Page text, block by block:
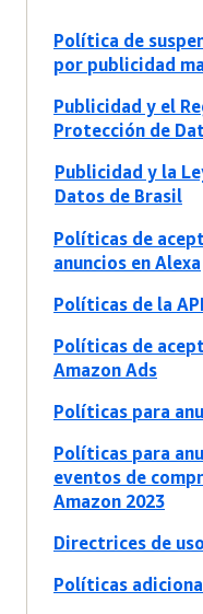
Política de
por publicidad
Publicidad y el
Protección de
Publicidad y la
Datos de Brasil
Políticas de
anuncios en Alexa
Políticas de la
Políticas de
Amazon Ads
Políticas para
Políticas para
eventos de
Amazon 2023
Directrices de
Políticas